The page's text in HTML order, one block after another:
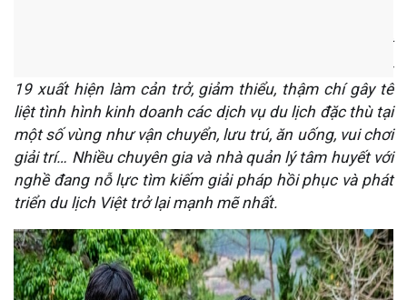
19 xuất hiện làm cản trở, giảm thiểu, thậm chí gây tê
liệt tình hình kinh doanh các dịch vụ du lịch đặc thù tại
một số vùng như vận chuyển, lưu trú, ăn uống, vui chơi
giải trí… Nhiều chuyên gia và nhà quản lý tâm huyết với
nghề đang nỗ lực tìm kiếm giải pháp hồi phục và phát
triển du lịch Việt trở lại mạnh mẽ nhất.